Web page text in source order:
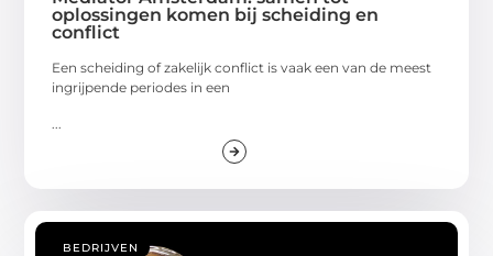
oplossingen komen bij scheiding en
conflict
Een scheiding of zakelijk conflict is vaak een van de meest
ingrijpende periodes in een
BEDRIJVEN